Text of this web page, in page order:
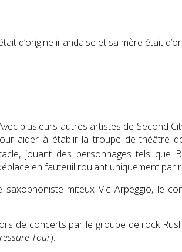
d’origine irlandaise et sa mère était
plusieurs autres artistes de Second
aider à établir la troupe de théâtre
jouant des personnages tels que
en fauteuil roulant uniquement par
miteux Vic Arpeggio, le
de concerts par le groupe de rock
Tour).